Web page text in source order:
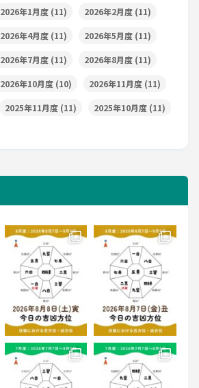
2026年1月度 (11) 2026年2月度 (11)
2026年4月度 (11) 2026年5月度 (11)
2026年7月度 (11) 2026年8月度 (11)
2026年10月度 (10) 2026年11月度 (11)
2025年11月度 (11) 2025年10月度 (11)